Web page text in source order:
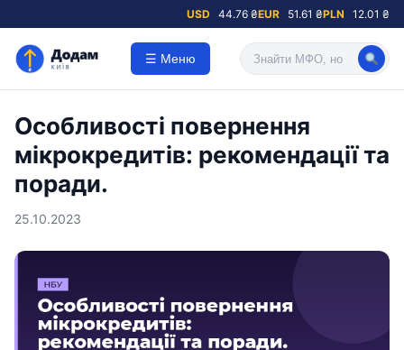
USD 44.76 ₴EUR 51.61 ₴PLN 12.01 ₴
☰ Меню
Особливості повернення
мікрокредитів: рекомендації та
поради.
25.10.2023